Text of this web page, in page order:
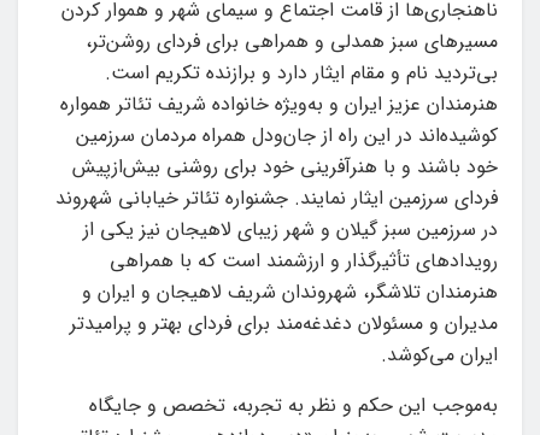
ناهنجاری‌ها از قامت اجتماع و سیمای شهر و هموار کردن
مسیرهای سبز همدلی و همراهی برای فردای روشن‌تر،
بی‌تردید نام و مقام ایثار دارد و برازنده تکریم است.
هنرمندان عزیز ایران و به‌ویژه خانواده شریف تئاتر همواره
کوشیده‌اند در این راه از جان‌ودل همراه مردمان سرزمین
خود باشند و با هنرآفرینی خود برای روشنی بیش‌ازپیش
فردای سرزمین ایثار نمایند. جشنواره تئاتر خیابانی شهروند
در سرزمین سبز گیلان و شهر زیبای لاهیجان نیز یکی از
رویدادهای تأثیرگذار و ارزشمند است که با همراهی
هنرمندان تلاشگر، شهروندان شریف لاهیجان و ایران و
مدیران و مسئولان دغدغه‌مند برای فردای بهتر و پرامیدتر
ایران می‌کوشد.
به‌موجب این حکم و نظر به تجربه، تخصص و جایگاه